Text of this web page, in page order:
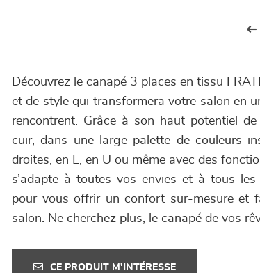
Découvrez le canapé 3 places en tissu
et de style qui transformera votre salon en
rencontrent. Grâce à son haut potentiel
cuir, dans une large palette de couleurs
droites, en L, en U ou même avec des
s’adapte à toutes vos envies et à tous
pour vous offrir un confort sur-mesure et
salon. Ne cherchez plus, le canapé de vos
CE PRODUIT M'INTÉRESSE